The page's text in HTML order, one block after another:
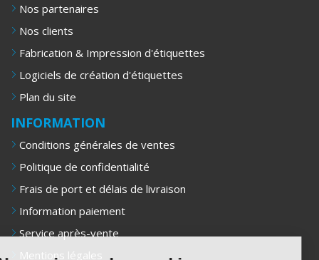
Nos partenaires
Nos clients
Fabrication & Impression d'étiquettes
Logiciels de création d'étiquettes
Plan du site
INFORMATION
Conditions générales de ventes
Politique de confidentialité
Frais de port et délais de livraison
Information paiement
Service après-vente
Mentions légales